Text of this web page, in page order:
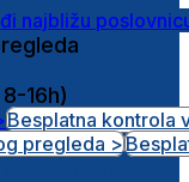
najbližu
16h)
Besplatna kontrola
pregleda >